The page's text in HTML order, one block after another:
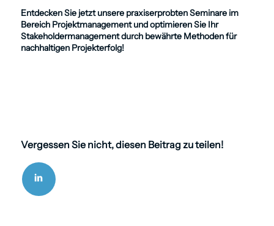
Entdecken Sie jetzt unsere praxiserprobten Seminare im
Bereich Projekt­managementund optimieren Sie Ihr
Stakeholder­management durch bewährte Methoden für
nachhaltigen Projekterfolg!
Vergessen Sie nicht, diesen Beitrag zu teilen!